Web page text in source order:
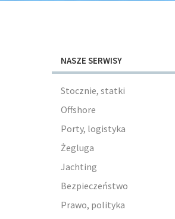
NASZE SERWISY
Stocznie, statki
Offshore
Porty, logistyka
Żegluga
Jachting
Bezpieczeństwo
Prawo, polityka